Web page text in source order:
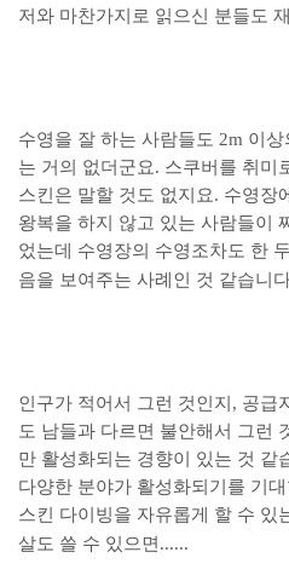
저와 마찬가지로 읽으신 분들도
수영을 잘 하는 사람들도 2m 이
는 거의 없더군요. 스쿠버를 취미
스킨은 말할 것도 없지요. 수영장
왕복을 하지 않고 있는 사람들이
었는데 수영장의 수영조차도 한
음을 보여주는 사례인 것 같습니
인구가 적어서 그런 것인지, 공급
도 남들과 다르면 불안해서 그런
만 활성화되는 경향이 있는 것 같
다양한 분야가 활성화되기를 기
스킨 다이빙을 자유롭게 할 수 있
살도 쓸 수 있으면......